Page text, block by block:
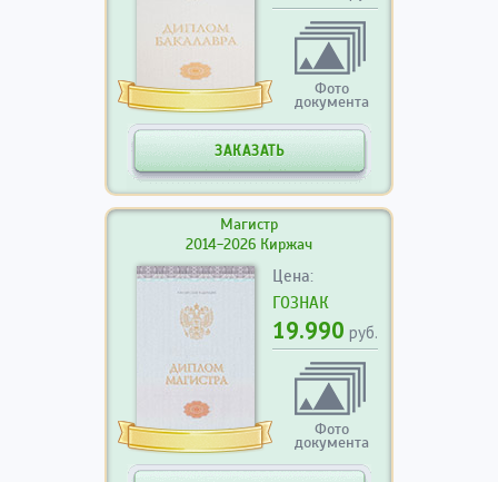
Фото
документа
ЗАКАЗАТЬ
Магистр
2014-2026 Киржач
Цена:
ГОЗНАК
19.990 руб.
Фото
документа